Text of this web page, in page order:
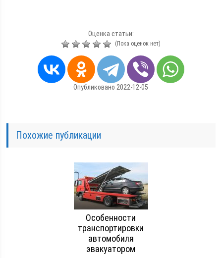
Оценка статьи:
(Пока оценок нет)
Опубликовано 2022-12-05
Похожие публикации
Особенности
транспортировки
автомобиля
эвакуатором